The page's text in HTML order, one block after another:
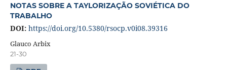
NOTAS SOBRE A TAYLORIZAÇÃO SOVIÉTICA DO
TRABALHO
DOI: https://doi.org/10.5380/rsocp.v0i08.39316
Glauco Arbix
21-30